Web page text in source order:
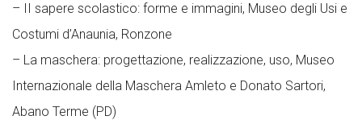
– II sapere scolastico: forme e immagini, Museo degli Usi e
Costumi d’Anaunia, Ronzone
– La maschera: progettazione, realizzazione, uso, Museo
Internazionale della Maschera Amleto e Donato Sartori,
Abano Terme (PD)